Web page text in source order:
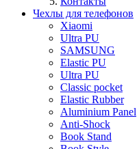
Чехлы для телефонов
Xiaomi
Ultra PU
SAMSUNG
Elastic PU
Ultra PU
Classic pocket
Elastic Rubber
Aluminium Panel
Anti-Shock
Book Stand